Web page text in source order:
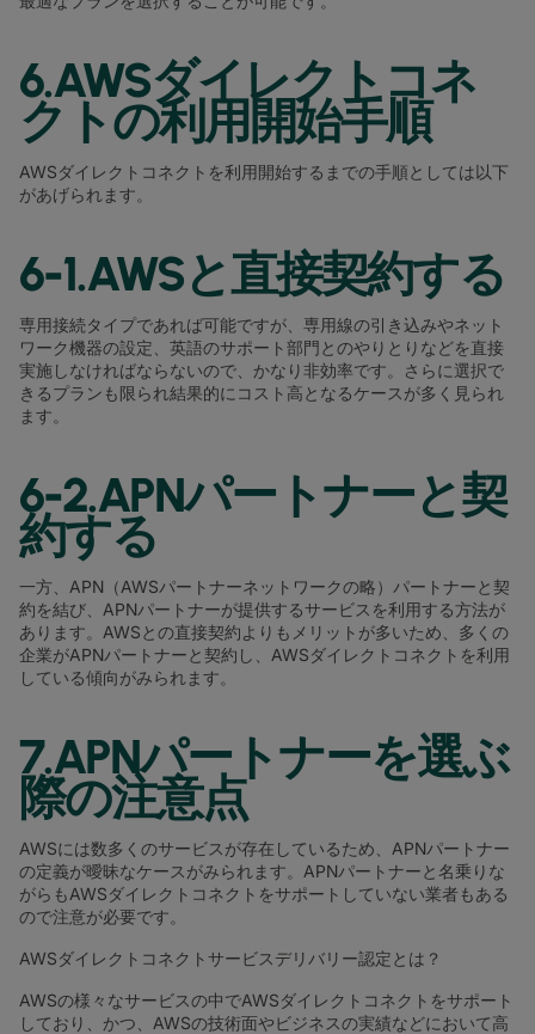
6.AWSダイレクトコネ
クトの利用開始手順
AWSダイレクトコネクトを利用開始するまでの手順としては以下
があげられます。
6-1.AWSと直接契約する
専用接続タイプであれば可能ですが、専用線の引き込みやネット
ワーク機器の設定、英語のサポート部門とのやりとりなどを直接
実施しなければならないので、かなり非効率です。さらに選択で
きるプランも限られ結果的にコスト高となるケースが多く見られ
ます。
6-2.APNパートナーと契
約する
一方、APN（AWSパートナーネットワークの略）パートナーと契
約を結び、APNパートナーが提供するサービスを利用する方法が
あります。AWSとの直接契約よりもメリットが多いため、多くの
企業がAPNパートナーと契約し、AWSダイレクトコネクトを利用
している傾向がみられます。
7.APNパートナーを選ぶ
際の注意点
AWSには数多くのサービスが存在しているため、APNパートナー
の定義が曖昧なケースがみられます。APNパートナーと名乗りな
がらもAWSダイレクトコネクトをサポートしていない業者もある
ので注意が必要です。
AWSダイレクトコネクトサービスデリバリー認定とは？
AWSの様々なサービスの中でAWSダイレクトコネクトをサポート
しており、かつ、AWSの技術面やビジネスの実績などにおいて高